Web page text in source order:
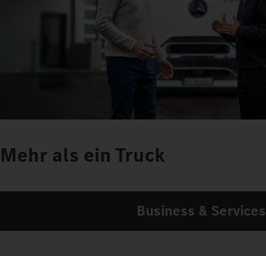
Mehr als ein Truck
Business & Services